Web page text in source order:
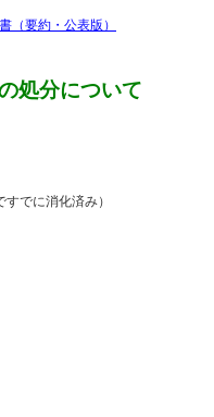
（要約・公表版）
処分について
でに消化済み）